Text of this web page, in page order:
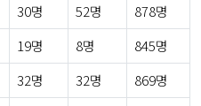
30명 52명
878명
19명 8명
845명
32명 32명
869명